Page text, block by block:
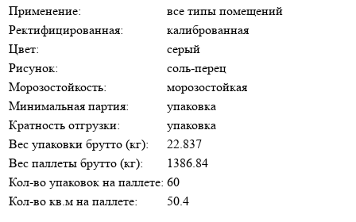
Применение:
все типы помещений
Ректифицированная:
калиброванная
Цвет:
серый
Рисунок:
соль-перец
Морозостойкость:
морозостойкая
Минимальная партия:
упаковка
Кратность отгрузки:
упаковка
Вес упаковки брутто (кг):
22.837
Вес паллеты брутто (кг):
1386.84
Кол-во упаковок на паллете: 60
Кол-во кв.м на паллете:
50.4